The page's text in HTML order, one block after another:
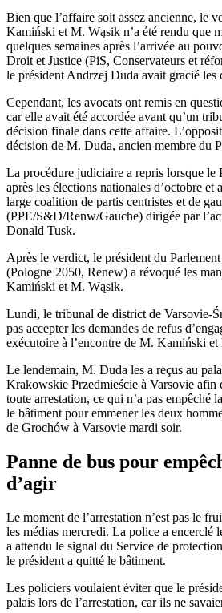
Bien que l’affaire soit assez ancienne, le
Kamiński et M. Wąsik n’a été rendu que
quelques semaines après l’arrivée au
Droit et Justice (PiS, Conservateurs et
le président Andrzej Duda avait gracié les
Cependant, les avocats ont remis en
car elle avait été accordée avant qu’un
décision finale dans cette affaire.
décision de M. Duda, ancien membre du
La procédure judiciaire a repris lorsque le
après les élections nationales d’octobre et
large coalition de partis centristes et de
(PPE/S&D/Renw/Gauche) dirigée par
Donald Tusk.
Après le verdict, le président du
(Pologne 2050, Renew) a révoqué les
Kamiński et M. Wąsik.
Lundi, le tribunal de district de Varsovie-
pas accepter les demandes de refus
exécutoire à l’encontre de M. Kamiński
Le lendemain, M. Duda les a reçus au
Krakowskie Przedmieście à Varsovie afin
toute arrestation, ce qui n’a pas empêché
le bâtiment pour emmener les deux
de Grochów à Varsovie mardi soir.
Panne de bus pour
d’agir
Le moment de l’arrestation n’est pas le
les médias mercredi. La police a encerclé
a attendu le signal du Service de
le président a quitté le bâtiment.
Les policiers voulaient éviter que le
palais lors de l’arrestation, car ils ne